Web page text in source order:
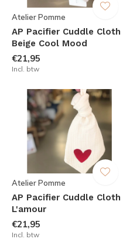
Atelier Pomme
AP Pacifier Cuddle Cloth
Beige Cool Mood
€21,95
Incl. btw
Atelier Pomme
AP Pacifier Cuddle Cloth |
L'amour
€21,95
Incl. btw